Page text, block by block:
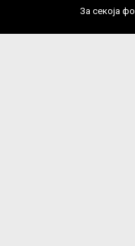
За секоја